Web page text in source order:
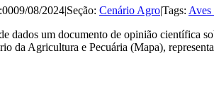
09/08/2024|Seção: Cenário Agro|Tags: Aves
dados um documento de opinião científica
da Agricultura e Pecuária (Mapa),